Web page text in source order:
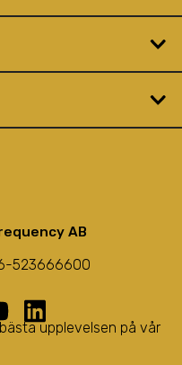
AB
523666600
upplevelsen på vår